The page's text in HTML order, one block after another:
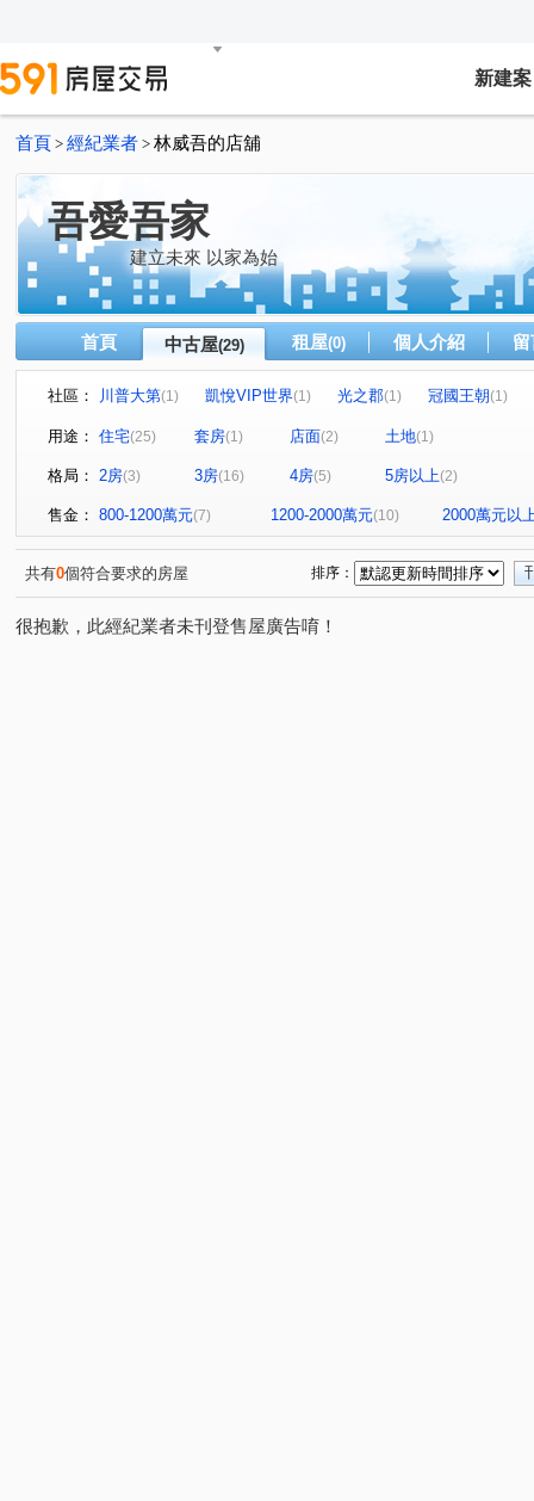
新建案
首頁 > 經紀業者 > 林威吾的店舖
吾愛吾家
建立未來 以家為始
首頁 中古屋(29) 租屋(0) 個人介紹
社區： 川普大第(1) 凱悅VIP世界(1) 光之郡(1) 冠國王朝(1)
情定水蓮八期 (1) 惠宇宇山鄰 元城文學苑
佳茂中山會館
(1) 水沐青華(1) 聚佳捷作(1) 大通街
九龍街(1) 北屯路 太原路三段(1) 人和路(1)
潭富
松竹五路二段(1) 雅潭路四段(1) 軍福七路(1) 舊社巷(1)
水湳段(1) 長生巷(1) 敦富路(2) 興華一路
詔安街(1) 旱溪西路三段(1) 軍福十六路(1) 安順東十街
敦富三街(1) 敦富十街 (1)
用途： 住宅(25) 套房(1) 店面(2) 土地(1)
格局： 2房(3) 3房(16) 4房(5) 5房以上(2)
售金： 800-1200萬元(7) 1200-2000萬元(10) 2000萬元以
共有0個符合要求的房屋 排序：
很抱歉，此經紀業者未刊登售屋廣告唷！